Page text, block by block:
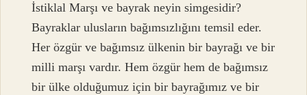
İstiklal Marşı ve bayrak neyin simgesidir?
Bayraklar ulusların bağımsızlığını temsil eder.
Her özgür ve bağımsız ülkenin bir bayrağı ve bir
milli marşı vardır. Hem özgür hem de bağımsız
bir ülke olduğumuz için bir bayrağımız ve bir